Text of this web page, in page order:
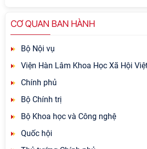
CƠ QUAN BAN HÀNH
Bộ Nội vụ
Viện Hàn Lâm Khoa Học Xã Hội
Chính phủ
Bộ Chính trị
Bộ Khoa học và Công nghệ
Quốc hội